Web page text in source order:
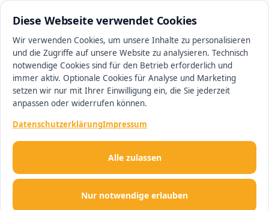
Diese Webseite verwendet Cookies
Wir verwenden Cookies, um unsere Inhalte zu personalisieren
und die Zugriffe auf unsere Website zu analysieren. Technisch
notwendige Cookies sind für den Betrieb erforderlich und
immer aktiv. Optionale Cookies für Analyse und Marketing
setzen wir nur mit Ihrer Einwilligung ein, die Sie jederzeit
anpassen oder widerrufen können.
DatenschutzerklärungImpressum
Nur notwendige erlauben
Alle zulassen